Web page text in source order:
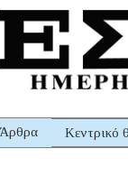
Άρθρα Κεντρικό